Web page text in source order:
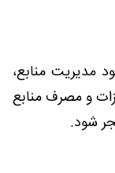
مدیریت منابع،
و مصرف منابع
شود.